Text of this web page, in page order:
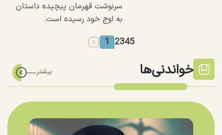
سرنوشت قهرمان پیچیده داستان
به اوج خود رسیده است.
1 2345
خواندنی‌ها